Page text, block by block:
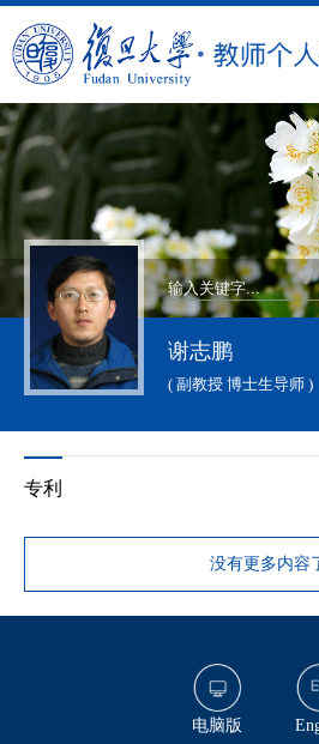
谢志鹏
( 副教授 博士生导师 )
专利
没有更多内容
电脑版